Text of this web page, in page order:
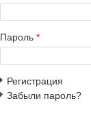
Пароль *
Регистрация
Забыли пароль?